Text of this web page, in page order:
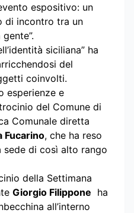
espositivo: un
di incontro tra un
siciliana” ha
del
coinvolti.
esperienze e
del Comune di
Comunale diretta
Fucarino, che ha reso
sede di così alto rango
della Settimana
Giorgio Filippone ha
all’interno